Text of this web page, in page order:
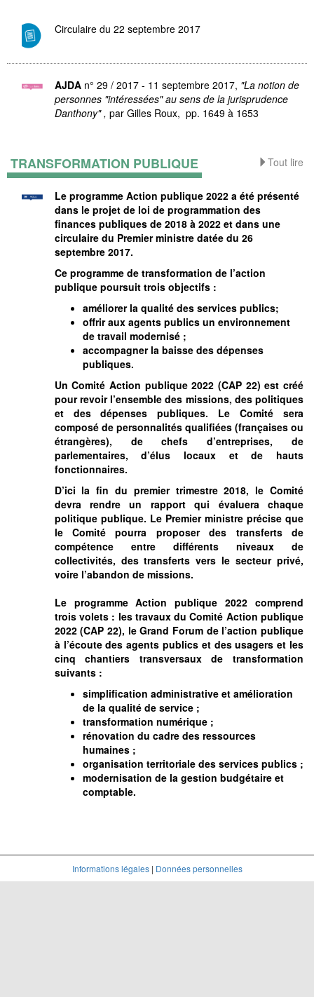
Circulaire du 22 septembre 2017
AJDA n° 29 / 2017 - 11 septembre 2017, "La notion de
personnes "intéressées" au sens de la jurisprudence
Danthony" , par Gilles Roux, pp. 1649 à 1653
Tout lire
TRANSFORMATION PUBLIQUE
Le programme Action publique 2022 a été présenté
dans le projet de loi de programmation des
finances publiques de 2018 à 2022 et dans une
circulaire du Premier ministre datée du 26
septembre 2017.
Ce programme de transformation de l’action
publique poursuit trois objectifs :
améliorer la qualité des services publics;
offrir aux agents publics un environnement
de travail modernisé ;
accompagner la baisse des dépenses
publiques.
Un Comité Action publique 2022 (CAP 22) est créé
pour revoir l’ensemble des missions, des politiques
et des dépenses publiques. Le Comité sera
composé de personnalités qualifiées (françaises ou
étrangères), de chefs d’entreprises, de
parlementaires, d’élus locaux et de hauts
fonctionnaires.
D’ici la fin du premier trimestre 2018, le Comité
devra rendre un rapport qui évaluera chaque
politique publique. Le Premier ministre précise que
le Comité pourra proposer des transferts de
compétence entre différents niveaux de
collectivités, des transferts vers le secteur privé,
voire l’abandon de missions.
Le programme Action publique 2022 comprend
trois volets : les travaux du Comité Action publique
2022 (CAP 22), le Grand Forum de l’action publique
à l’écoute des agents publics et des usagers et les
cinq chantiers transversaux de transformation
suivants :
simplification administrative et amélioration
de la qualité de service ;
transformation numérique ;
rénovation du cadre des ressources
humaines ;
organisation territoriale des services publics ;
modernisation de la gestion budgétaire et
comptable.
Informations légales| Données personnelles